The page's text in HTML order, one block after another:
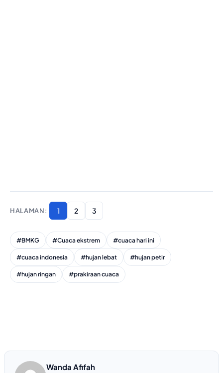
1 2 3
#BMKG #Cuaca ekstrem #cuaca hari ini
#cuaca indonesia #hujan lebat #hujan petir
#hujan ringan #prakiraan cuaca
Wanda Afifah